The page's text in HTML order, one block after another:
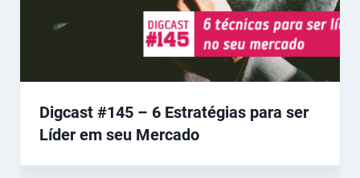
Digcast #145 – 6 Estratégias para ser
Líder em seu Mercado